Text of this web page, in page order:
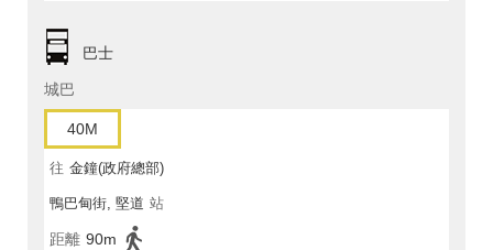
巴士
城巴
40M
往 金鐘(政府總部)
鴨巴甸街, 堅道 站
距離 90m